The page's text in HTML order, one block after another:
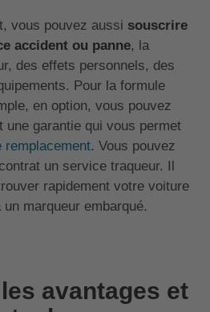
vous pouvez aussi souscrire
accident ou panne, la
des effets personnels, des
Pour la formule
en option, vous pouvez
une garantie qui vous permet
remplacement. Vous pouvez
un service traqueur. Il
rapidement votre voiture
marqueur embarqué.
avantages et